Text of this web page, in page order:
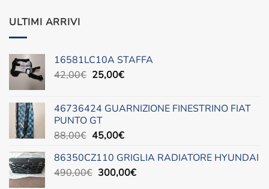
ULTIMI ARRIVI
16581LC10A STAFFA
42,00€ Il
era:
42,00€.
25,00€Il
è:
46736424 GUARNIZIONE FINESTRINO FIAT
PUNTO GT
88,00€ Il
originale
era:
45,00€Il
attuale
è:
86350CZ110 GRIGLIA RADIATORE HYUNDAI
490,00€ Il
300,00€Il